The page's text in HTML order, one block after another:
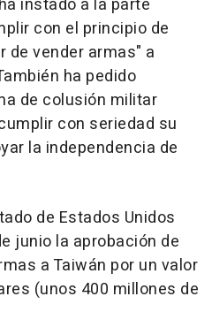
instado a la parte
con el principio de
de vender armas" a
ha pedido
de colusión militar
con seriedad su
la independencia de
de Estados Unidos
junio la aprobación de
a Taiwán por un valor
(unos 400 millones de